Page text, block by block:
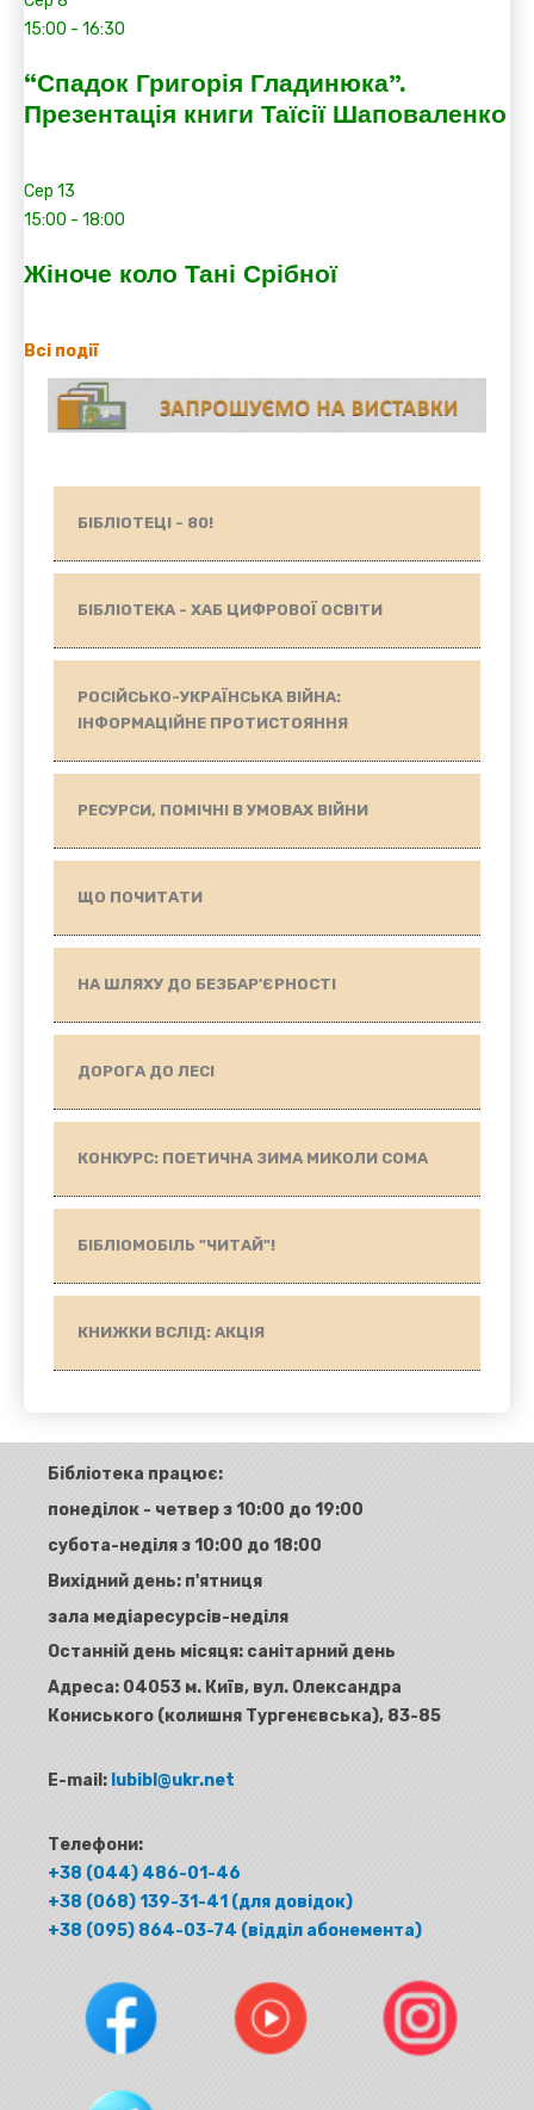
15:00 - 16:30
“Спадок Григорія Гладинюка”.
Презентація книги Таїсії Шаповаленко
Сер 13
15:00 - 18:00
Жіноче коло Тані Срібної
Всі події
БІБЛІОТЕЦІ - 80!
БІБЛІОТЕКА - ХАБ ЦИФРОВОЇ ОСВІТИ
РОСІЙСЬКО-УКРАЇНСЬКА ВІЙНА:
ІНФОРМАЦІЙНЕ ПРОТИСТОЯННЯ
РЕСУРСИ, ПОМІЧНІ В УМОВАХ ВІЙНИ
ЩО ПОЧИТАТИ
НА ШЛЯХУ ДО БЕЗБАР'ЄРНОСТІ
ДОРОГА ДО ЛЕСІ
КОНКУРС: ПОЕТИЧНА ЗИМА МИКОЛИ СОМА
БІБЛІОМОБІЛЬ "ЧИТАЙ"!
КНИЖКИ ВСЛІД: АКЦІЯ
Бібліотека працює:
понеділок - четвер з 10:00 до 19:00
субота-неділя з 10:00 до 18:00
Вихідний день: п'ятниця
зала медіаресурсів-неділя
Останній день місяця: санітарний день
Адреса: 04053 м. Київ, вул. Олександра
Кониського (колишня Тургенєвська), 83-85
E-mail: lubibl@ukr.net
Телефони:
+38 (044) 486-01-46
+38 (068) 139-31-41 (для довідок)
+38 (095) 864-03-74 (відділ абонемента)